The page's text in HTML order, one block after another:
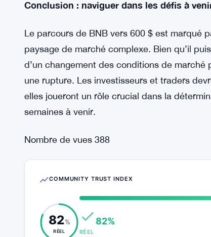
Le rôle des conditions de marché plus
Malgré le sentiment baissier prévalent, il est
changement des conditions de marché plus
trouver l’élan nécessaire pour clôturer au-
alors se diriger vers 600 $, invalidant
Conclusion : naviguer dans les défis à venir
Le parcours de BNB vers 600 $ est marqué
d’un changement des conditions de
une rupture. Les investisseurs et traders
elles joueront un rôle crucial dans la
semaines à venir.